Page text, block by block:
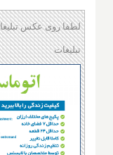
لطفا روی عکس
تبلیغات